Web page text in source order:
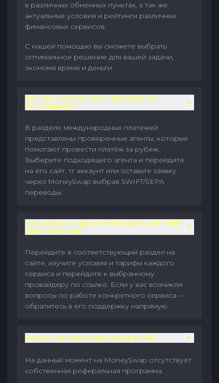
в различных обменных пунктах, а так же
актуальные условия и рейтинги различных
финансовых сервисов.
С нашей помощью вы сможете выбрать
оптимальное решение для вашей задачи,
экономя время и деньги.
Как оплатить инвойс зарубежному
поставщику?
В разделе международных платежей
представлены проверенные агенты, которые
помогают провести платёж за рубеж.
Выберите подходящего агента и перейдите
на его сайт, тг аккаунт или оставьте заявку
через MoneySwap выбрав SWIFT/SEPA
переводы.
Как выбрать виртуальную карту или eSIM
на MoneySwap?
Перейдите в соответствующий раздел на
сайте, изучите условия и тарифы каждого
сервиса и перейдите к выбранному
провайдеру по ссылке. Если у вас возникли
вопросы по работе конкретного сервиса —
обратитесь в его поддержку напрямую.
Есть ли реферальные программы?
На данный момент на MoneySwap отсутствует
собственная реферальная программа.